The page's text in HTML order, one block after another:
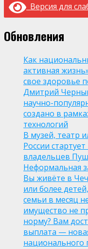
Версия для
Обновления
Как
активная
свое здоровье
Дмитрий
научно-
создано в
технологий
В музей, театр
России
владельцев
Неформальная
Вы живёте в
или более
семьи в месяц
имущество не
норму? Вам
выплата —
национального